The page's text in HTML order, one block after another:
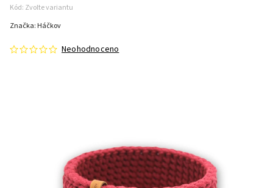
Kód: Zvolte variantu
Neohodnoceno
Značka: Háčkov